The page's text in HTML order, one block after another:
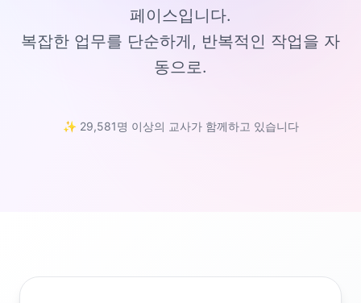
페이스입니다.
복잡한 업무를 단순하게, 반복적인 작업을 자
동으로.
✨ 29,581명 이상의 교사가 함께하고 있습니다